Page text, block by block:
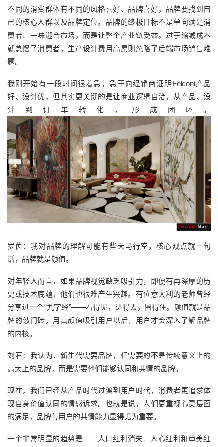
不同的消费群体有不同的风格喜好、品牌喜好，品牌要找到自
己的核心人群以及品牌定位。品牌的终极目标不是单向满足消
费者、一味迎合市场，而是让整个产业链受益。过于缩减成本
就怠慢了消费者，生产设计费用高昂则忽略了后端市场销售难
题。
我刚开始有一段时间很着急，急于向经销商证明Felconi产品
好、设计优，但其实更关键的是让商业逻辑自洽，从产品、设
计到订单转化，形成闭环。
罗茵：我对品牌的理解可能有些天马行空，核心观点就一句
话，品牌就是颜值。
对年轻人而言，如果品牌视觉缺乏吸引力，即便有再深厚的历
史或技术底蕴，他们也很难产生兴趣。有位意大利的老师曾经
分享过一个“九字经”——看得见，进得去，留得住。颜值就是品
牌的敲门砖，用高颜值吸引用户以后，用户才会深入了解品牌
的内核。
刘石：我认为，新生代需要品牌，但需要的不是传统意义上的
高大上的品牌，而是需要他们能够认同和共情的品牌。
现在，我们已经从产品时代过渡到用户时代，消费者更追求体
现自身价值认同的情感诉求。也就是说，人们更重视心灵层面
的满足，品牌与用户的共情能力显得尤为重要。
一个非常明显的趋势是——人口红利消失，人心红利和审美红